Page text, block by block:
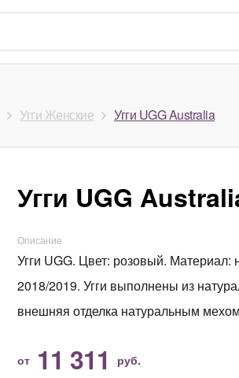
Угги Женские Угги UGG Australia
Угги UGG
Описание
Угги UGG. Цвет: розовый.
2018/2019. Угги выполнены из
внешняя отделка натуральным
от 11 311 руб.